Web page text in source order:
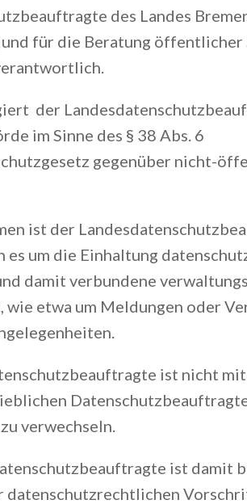
des Landes
und für die Beratung
der
im Sinne des § 38 Abs. 6
gegenüber nicht-
ist der
es um die Einhaltung
damit verbundene
wie etwa um Meldungen oder
ist nicht
verwechseln.
ist damit
datenschutzrechtlichen